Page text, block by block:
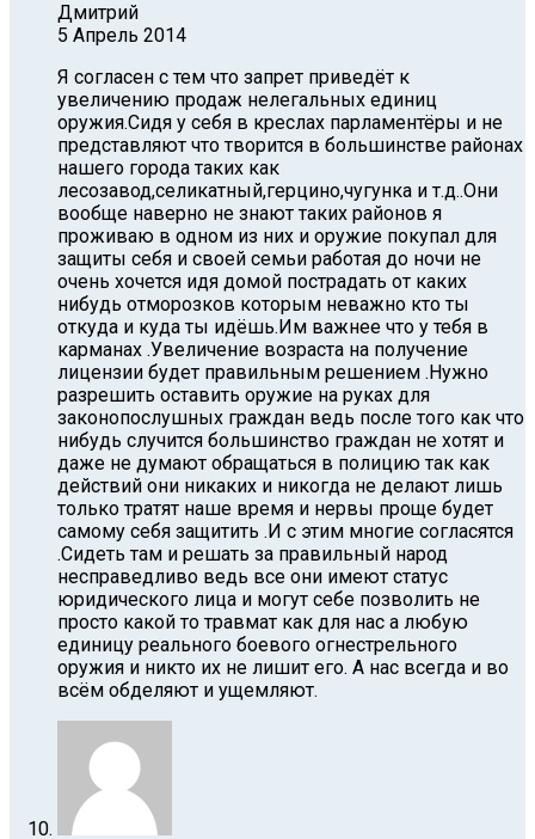
Дмитрий
5 Апрель 2014
Я согласен с тем что запрет приведёт к
увеличению продаж нелегальных единиц
оружия.Сидя у себя в креслах парламентёры и не
представляют что творится в большинстве районах
нашего города таких как
лесозавод,селикатный,герцино,чугунка и т.д..Они
вообще наверно не знают таких районов я
проживаю в одном из них и оружие покупал для
защиты себя и своей семьи работая до ночи не
очень хочется идя домой пострадать от каких
нибудь отморозков которым неважно кто ты
откуда и куда ты идёшь.Им важнее что у тебя в
карманах .Увеличение возраста на получение
лицензии будет правильным решением .Нужно
разрешить оставить оружие на руках для
законопослушных граждан ведь после того как что
нибудь случится большинство граждан не хотят и
даже не думают обращаться в полицию так как
действий они никаких и никогда не делают лишь
только тратят наше время и нервы проще будет
самому себя защитить .И с этим многие согласятся
.Cидеть там и решать за правильный народ
несправедливо ведь все они имеют статус
юридического лица и могут себе позволить не
просто какой то травмат как для нас а любую
единицу реального боевого огнестрельного
оружия и никто их не лишит его. А нас всегда и во
всём обделяют и ущемляют.